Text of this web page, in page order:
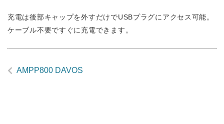
充電は後部キャップを外すだけでUSBプラグにアクセス可能。
ケーブル不要ですぐに充電できます。
AMPP800 DAVOS